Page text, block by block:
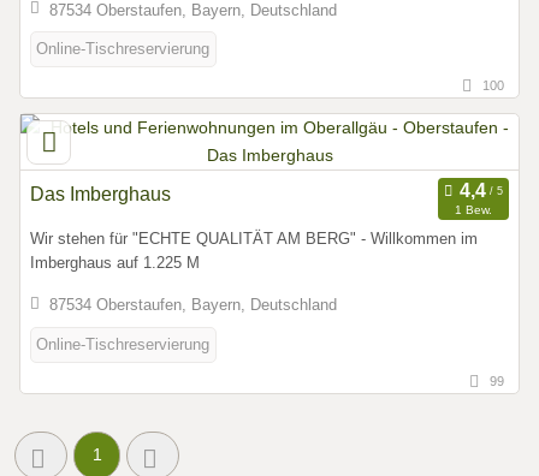
87534 Oberstaufen, Bayern, Deutschland
Online-Tischreservierung
100
Das Imberghaus
1 Bew.
Wir stehen für "ECHTE QUALITÄT AM BERG" - Willkommen im
Imberghaus auf 1.225 M
87534 Oberstaufen, Bayern, Deutschland
Online-Tischreservierung
99
1